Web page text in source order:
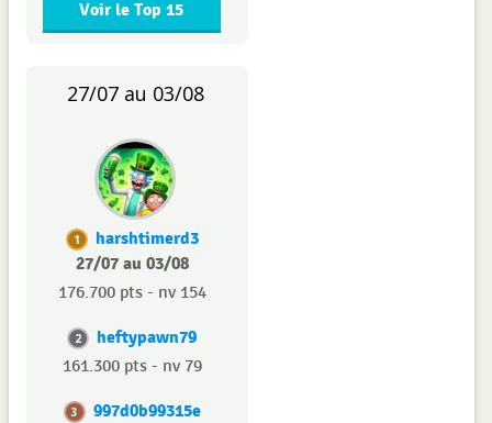
Voir le Top 15
27/07 au 03/08
1
harshtimerd3
27/07 au 03/08
176.700 pts - nv 154
2 heftypawn79
161.300 pts - nv 79
3 997d0b99315e